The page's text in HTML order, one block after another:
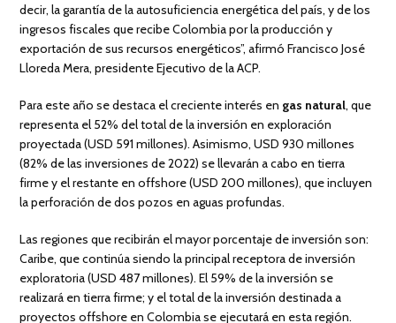
decir, la garantía de la autosuficiencia energética del país, y de los
ingresos fiscales que recibe Colombia por la producción y
exportación de sus recursos energéticos”, afirmó Francisco José
Lloreda Mera, presidente Ejecutivo de la ACP.
Para este año se destaca el creciente interés en gas natural, que
representa el 52% del total de la inversión en exploración
proyectada (USD 591 millones). Asimismo, USD 930 millones
(82% de las inversiones de 2022) se llevarán a cabo en tierra
firme y el restante en offshore (USD 200 millones), que incluyen
la perforación de dos pozos en aguas profundas.
Las regiones que recibirán el mayor porcentaje de inversión son:
Caribe, que continúa siendo la principal receptora de inversión
exploratoria (USD 487 millones). El 59% de la inversión se
realizará en tierra firme; y el total de la inversión destinada a
proyectos offshore en Colombia se ejecutará en esta región.